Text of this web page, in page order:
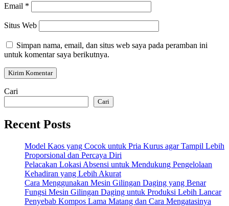
Email *
Situs Web
Simpan nama, email, dan situs web saya pada peramban ini
untuk komentar saya berikutnya.
Cari
Cari
Recent Posts
Model Kaos yang Cocok untuk Pria Kurus agar Tampil Lebih
Proporsional dan Percaya Diri
Pelacakan Lokasi Absensi untuk Mendukung Pengelolaan
Kehadiran yang Lebih Akurat
Cara Menggunakan Mesin Gilingan Daging yang Benar
Fungsi Mesin Gilingan Daging untuk Produksi Lebih Lancar
Penyebab Kompos Lama Matang dan Cara Mengatasinya